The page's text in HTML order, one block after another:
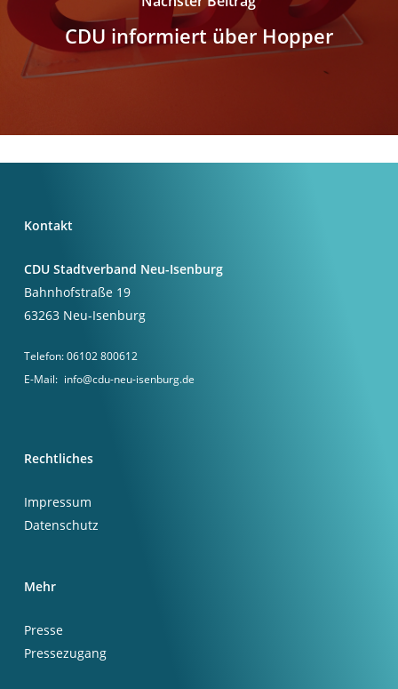
CDU informiert über Hopper
Kontakt
CDU Stadtverband Neu-Isenburg
Bahnhofstraße 19
63263 Neu-Isenburg
Telefon:06102 800612
E-Mail: info@cdu-neu-isenburg.de
Rechtliches
Impressum
Datenschutz
Mehr
Presse
Pressezugang